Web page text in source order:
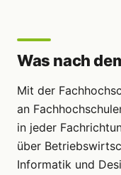
Was nach
Mit der
an
in jeder
über
Informatik und